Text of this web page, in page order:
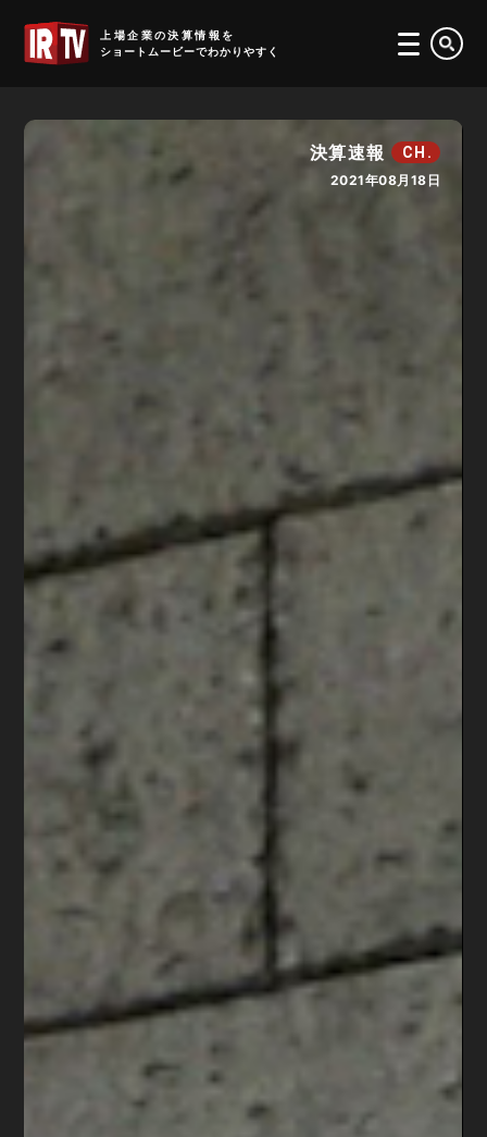
上場企業の決算情報を
ショートムービーでわかりやすく
決算速報 CH.
2021年08月18日